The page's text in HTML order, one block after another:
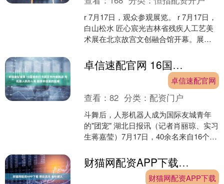
r 7月17日，观众参观展览。 r 7月17日，
白山松水 匠心宸光吉林省残疾人工艺美
术展在北京故宫文创融合馆开幕。展览
与手工艺....
卓信速配官网 16国青年打卡武汉市内免税店 和机器人热烈斗舞 触摸非遗里的国潮
卓信速配官网
查看：82 分类：配资门户
斗舞后，人形机器人成为国际友城青年
的"团宠" 湖北日报讯（记者肖丽琼、实习
生蒋嘉莹）7月17日，40余名来自16个国
免税店....
财猫网配资APP下载 绣彩流光 金针授人
财猫网配资APP下载